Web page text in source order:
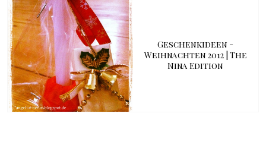
Geschenkideen -
Weihnachten 2012 | The
Nina Edition